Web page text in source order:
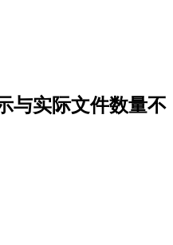
与实际文件数量不